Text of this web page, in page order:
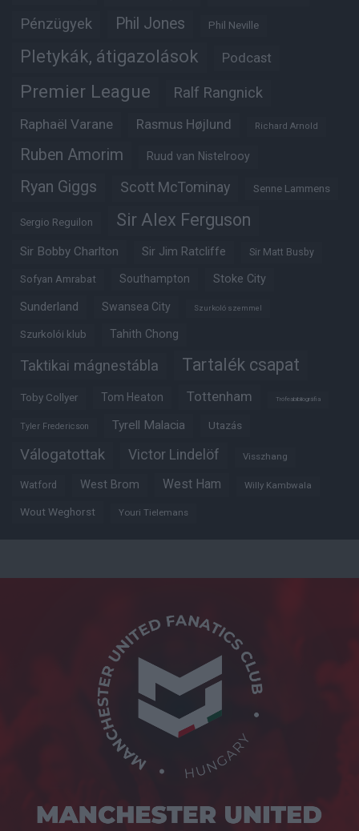
Pénzügyek Phil Jones Phil Neville
Pletykák, átigazolások Podcast
Premier League Ralf Rangnick
Raphaël Varane Rasmus Højlund Richard Arnold
Ruben Amorim Ruud van Nistelrooy
Ryan Giggs Scott McTominay Senne Lammens
Sergio Reguilon Sir Alex Ferguson
Sir Bobby Charlton Sir Jim Ratcliffe Sir Matt Busby
Sofyan Amrabat Southampton Stoke City
Sunderland Swansea City Szurkoló szemmel
Szurkolói klub Tahith Chong
Taktikai mágnestábla Tartalék csapat
Toby Collyer Tom Heaton Tottenham Trófeabibliográfia
Tyler Fredericson Tyrell Malacia Utazás
Válogatottak Victor Lindelöf Visszhang
Watford West Brom West Ham Willy Kambwala
Wout Weghorst Youri Tielemans